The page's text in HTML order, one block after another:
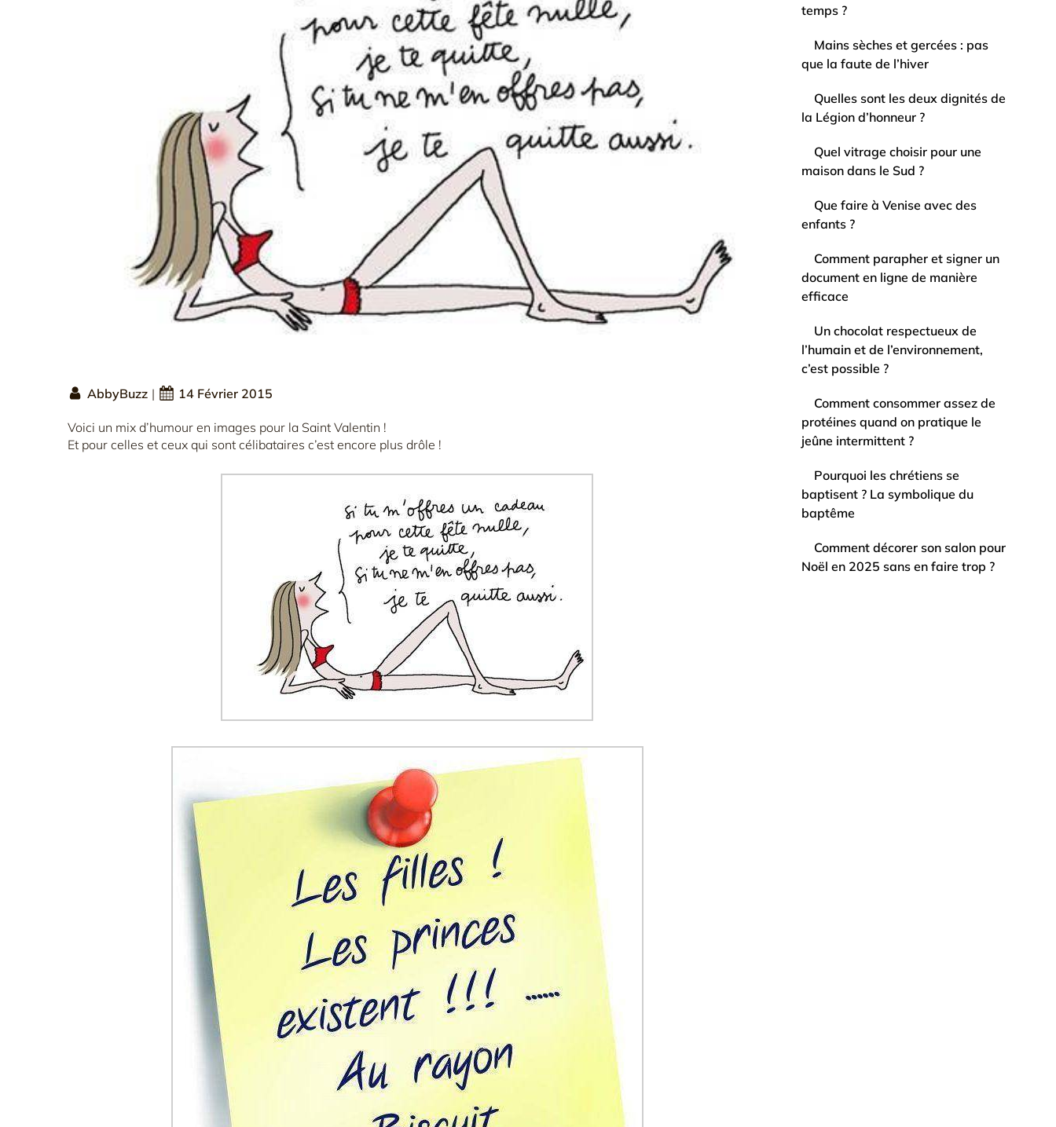
AbbyBuzz | 14 Février 2015
Voici un mix d’humour en images pour la Saint Valentin !
Et pour celles et ceux qui sont célibataires c’est encore plus drôle !
temps ?
Mains sèches et gercées : pas
que la faute de l’hiver
Quelles sont les deux dignités de
la Légion d’honneur ?
Quel vitrage choisir pour une
maison dans le Sud ?
Que faire à Venise avec des
enfants ?
Comment parapher et signer un
document en ligne de manière
efficace
Un chocolat respectueux de
l’humain et de l’environnement,
c’est possible ?
Comment consommer assez de
protéines quand on pratique le
jeûne intermittent ?
Pourquoi les chrétiens se
baptisent ? La symbolique du
baptême
Comment décorer son salon pour
Noël en 2025 sans en faire trop ?